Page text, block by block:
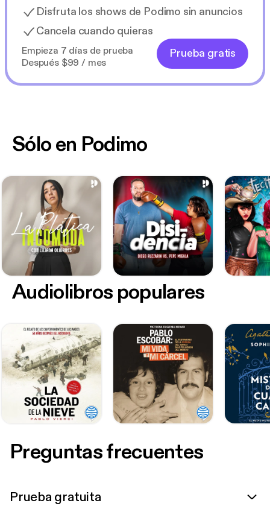
Disfruta los shows de Podimo sin anuncios
Cancela cuando quieras
Empieza 7 días de prueba
Después $99 / mes
Prueba gratis
Sólo en Podimo
Audiolibros populares
Preguntas frecuentes
Prueba gratuita